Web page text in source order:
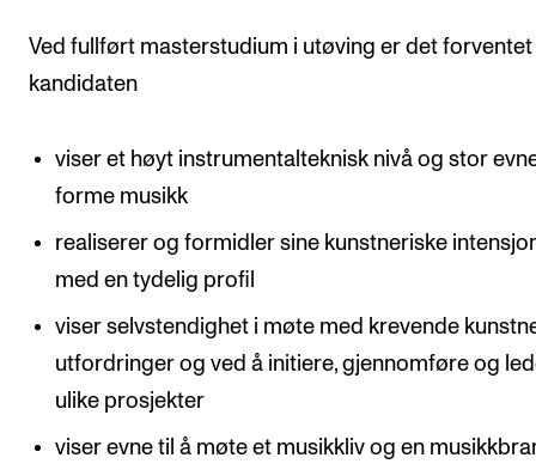
Ved fullført masterstudium i utøving er det forventet
kandidaten
viser et høyt instrumentalteknisk nivå og stor
forme musikk
realiserer og formidler sine kunstneriske
med en tydelig profil
viser selvstendighet i møte med krevende
utfordringer og ved å initiere, gjennomføre og
ulike prosjekter
viser evne til å møte et musikkliv og en